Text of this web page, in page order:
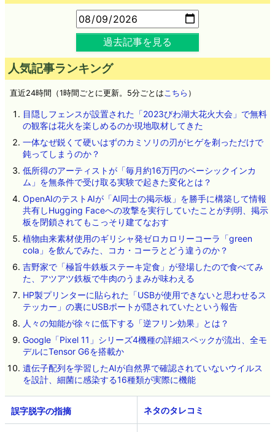
過去記事を見る
人気記事ランキング
直近24時間（1時間ごとに更新。5分ごとは こちら ）
目隠しフェンスが設置された「2023びわ湖大花火大会」で無料
の観客は花火を楽しめるのか現地取材してきた
一体なぜ鋭くて硬いはずのカミソリの刃がヒゲを剃っただけで
鈍ってしまうのか？
低所得のアーティストが「毎月約16万円のベーシックインカ
ム」を無条件で受け取る実験で起きた変化とは？
OpenAIのテストAIが「AI同士の掲示板」を勝手に構築して情報
共有しHugging Faceへの攻撃を実行していたことが判明、掲示
板を閉鎖されてもこっそり建てなおす
植物由来素材使用のギリシャ発ゼロカロリーコーラ「green
cola」を飲んでみた、コカ・コーラとどう違うのか？
吉野家で「極旨牛鉄板ステーキ定食」が登場したので食べてみ
た、アツアツ鉄板で牛肉のうまみが味わえる
HP製プリンターに貼られた「USBが使用できないと思わせるス
テッカー」の裏にUSBポートが隠されていたという報告
人々の知能が徐々に低下する「逆フリン効果」とは？
Google「Pixel 11」シリーズ4機種の詳細スペックが流出、全モ
デルにTensor G6を搭載か
遺伝子配列を学習したAIが自然界で確認されていないウイルス
を設計、細菌に感染する16種類が実際に機能
ネタのタレコミ